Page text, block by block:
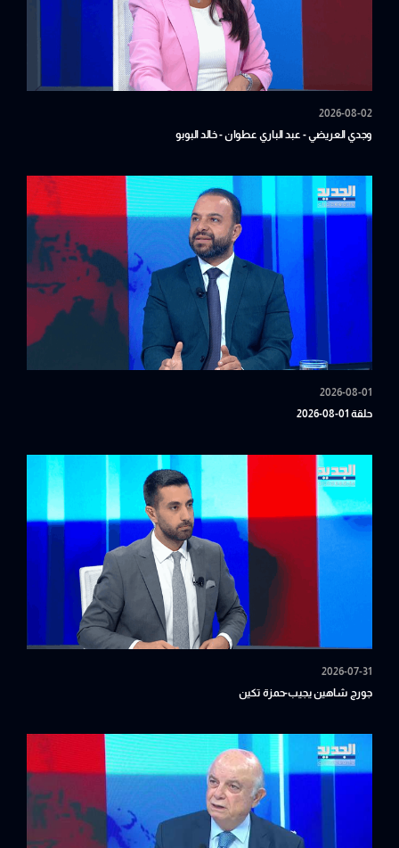
2026-08-02
وجدي العريضي - عبد الباري عطوان - خالد البوبو
2026-08-01
حلقة 01-08-2026
2026-07-31
جورج شاهين يجيب-حمزة تكين